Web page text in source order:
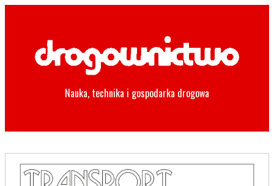
Nauka, technika i gospodarka drogowa